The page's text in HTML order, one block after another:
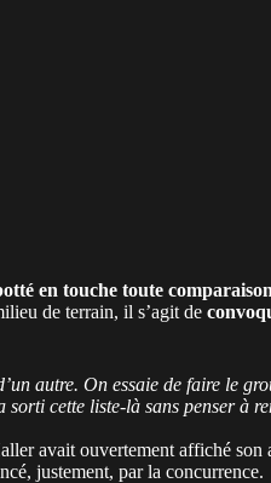
en touche toute comparaison
de terrain, il s’agit de
autre. On essaie de faire le
sorti cette liste-là sans penser à
avait ouvertement affiché son
justement, par la concurrence.